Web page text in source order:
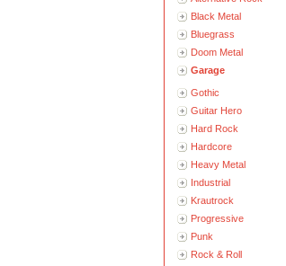
Black Metal
Bluegrass
Doom Metal
Garage
Gothic
Guitar Hero
Hard Rock
Hardcore
Heavy Metal
Industrial
Krautrock
Progressive
Punk
Rock & Roll